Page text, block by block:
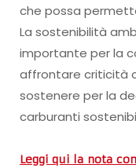
che possa
La sostenibilità
importante per la
affrontare criticità
sostenere per la
carburanti
Leggi qui la nota